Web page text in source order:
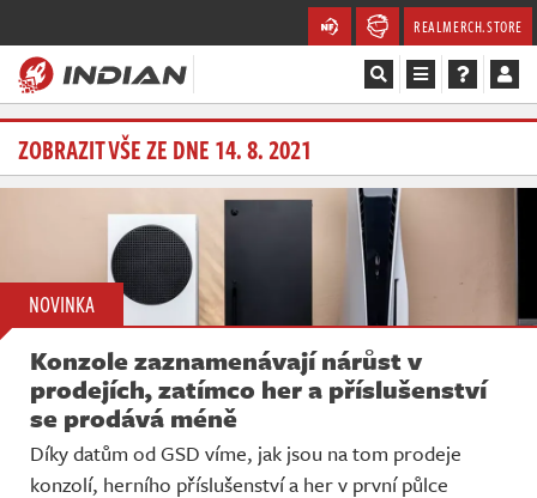
REALMERCH.STORE
Magazín
Soutěže
Databáze
Komunita
Redakce
ZOBRAZIT VŠE ZE DNE 14. 8. 2021
NOVINKA
Konzole zaznamenávají nárůst v
prodejích, zatímco her a příslušenství
se prodává méně
Díky datům od GSD víme, jak jsou na tom prodeje
konzolí, herního příslušenství a her v první půlce